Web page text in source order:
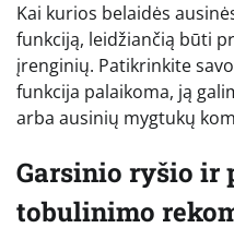
Kai kurios belaidės
funkciją, leidžiančią būti
įrenginių. Patikrinkite
funkcija palaikoma, ją
arba ausinių mygtukų
Garsinio ryšio ir
tobulinimo